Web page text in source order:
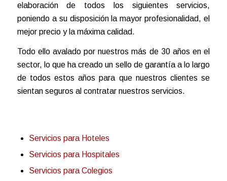
elaboración de todos los siguientes servicios,
poniendo a su disposición la mayor profesionalidad, el
mejor precio y la máxima calidad.
Todo ello avalado por nuestros más de 30 años en el
sector, lo que ha creado un sello de garantía a lo largo
de todos estos años para que nuestros clientes se
sientan seguros al contratar nuestros servicios.
Servicios para Hoteles
Servicios para Hospitales
Servicios para Colegios